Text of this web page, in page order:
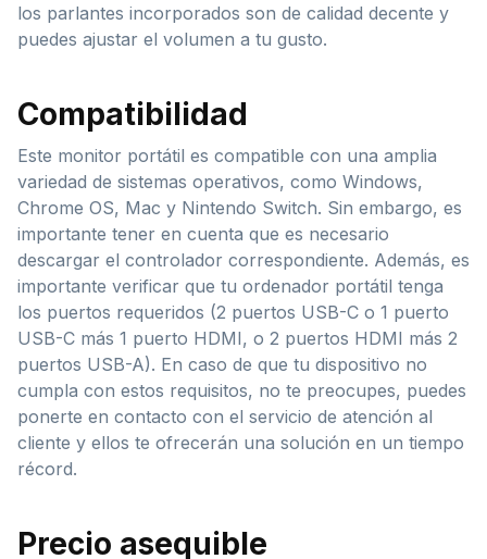
los parlantes incorporados son de calidad decente y
puedes ajustar el volumen a tu gusto.
Compatibilidad
Este monitor portátil es compatible con una amplia
variedad de sistemas operativos, como Windows,
Chrome OS, Mac y Nintendo Switch. Sin embargo, es
importante tener en cuenta que es necesario
descargar el controlador correspondiente. Además, es
importante verificar que tu ordenador portátil tenga
los puertos requeridos (2 puertos USB-C o 1 puerto
USB-C más 1 puerto HDMI, o 2 puertos HDMI más 2
puertos USB-A). En caso de que tu dispositivo no
cumpla con estos requisitos, no te preocupes, puedes
ponerte en contacto con el servicio de atención al
cliente y ellos te ofrecerán una solución en un tiempo
récord.
Precio asequible